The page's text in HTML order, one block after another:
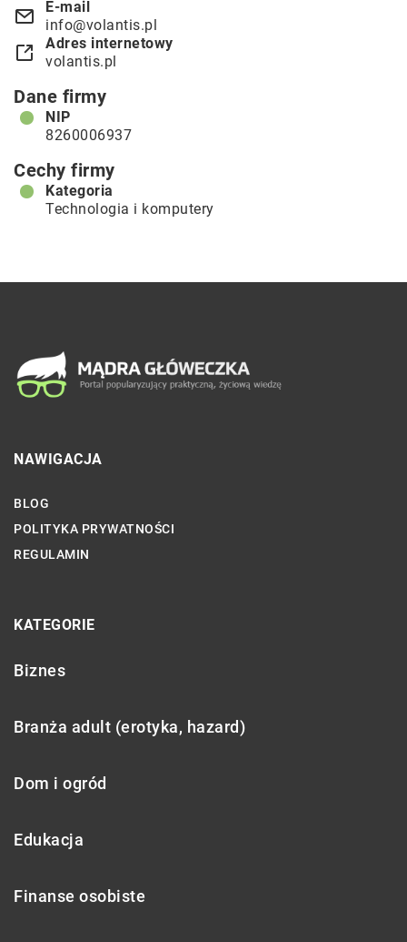
E-mail
info@volantis.pl
Adres internetowy
volantis.pl
Dane firmy
NIP
8260006937
Cechy firmy
Kategoria
Technologia i komputery
NAWIGACJA
BLOG
POLITYKA PRYWATNOŚCI
REGULAMIN
KATEGORIE
Biznes
Branża adult (erotyka, hazard)
Dom i ogród
Edukacja
Finanse osobiste